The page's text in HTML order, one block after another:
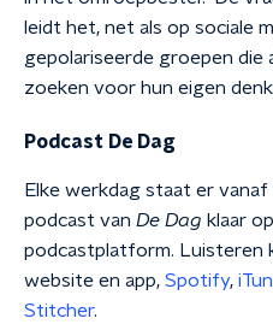
leidt het, net als op sociale
gepolariseerde groepen die
zoeken voor hun eigen
Podcast De Dag
Elke werkdag staat er
podcast van De Dag klaar
podcastplatform. Luisteren
website en app, Spotify,
Stitcher.